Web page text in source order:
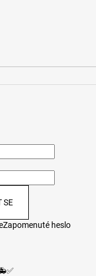
SE
Zapomenuté heslo